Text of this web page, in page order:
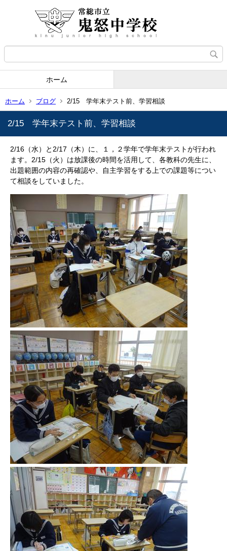
ホーム
ホーム ブログ 2/15 学年末テスト前、学習相談
2/15 学年末テスト前、学習相談
2/16（水）と2/17（木）に、１，２学年で学年末テストが行われ
ます。2/15（火）は放課後の時間を活用して、各教科の先生に、
出題範囲の内容の再確認や、自主学習をする上での課題等につい
て相談をしていました。